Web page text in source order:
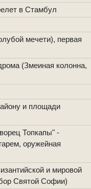
в Стамбул
мечети), первая
(Змеиная колонна,
и площади
Топкапы" -
оружейная
и мировой
Святой Софии)